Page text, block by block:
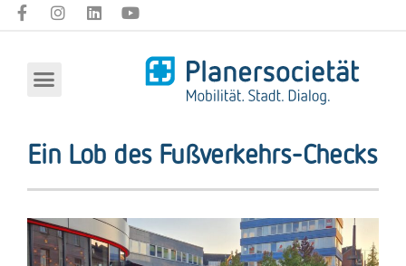
Ein Lob des Fußverkehrs-Checks